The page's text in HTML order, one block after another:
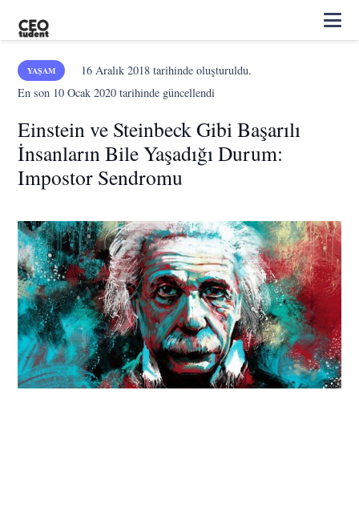
YAŞAM 16 Aralık 2018tarihinde oluşturuldu.
En son 10 Ocak 2020 tarihinde güncellendi
Einstein ve Steinbeck Gibi Başarılı
İnsanların Bile Yaşadığı Durum:
Impostor Sendromu